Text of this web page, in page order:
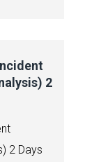
2
2 Days